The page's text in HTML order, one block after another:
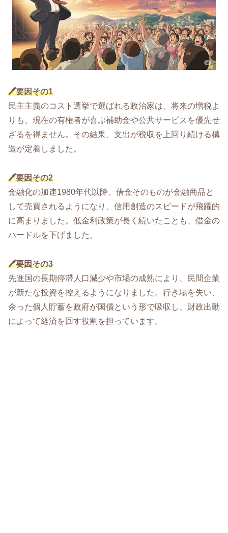
🖊️要因その1
民主主義のコスト選挙で選ばれる政治家は、将来の増税よ
りも、現在の有権者が喜ぶ補助金や公共サービスを優先せ
ざるを得ません。その結果、支出が税収を上回り続ける構
造が定着しました。
🖊️要因その2
金融化の加速1980年代以降、借金そのものが金融商品と
して売買されるようになり、信用創造のスピードが飛躍的
に高まりました。低金利政策が長く続いたことも、借金の
ハードルを下げました。
🖊️要因その3
先進国の長期停滞人口減少や市場の成熟により、民間企業
が新たな投資を控えるようになりました。行き場を失い、
余った個人貯蓄を政府が国債という形で吸収し、財政出動
によって経済を回す役割を担っています。